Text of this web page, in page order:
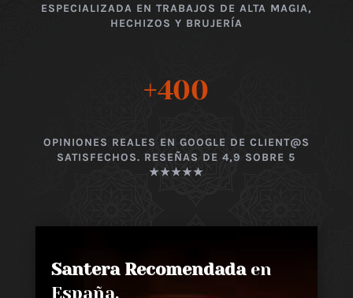
ESPECIALIZADA EN TRABAJOS DE ALTA MAGIA,
HECHIZOS Y BRUJERÍA
+400
OPINIONES REALES EN GOOGLE DE CLIENT@S
SATISFECHOS. RESEÑAS DE 4,9 SOBRE 5
★★★★★
Santera Recomendadaen
España,